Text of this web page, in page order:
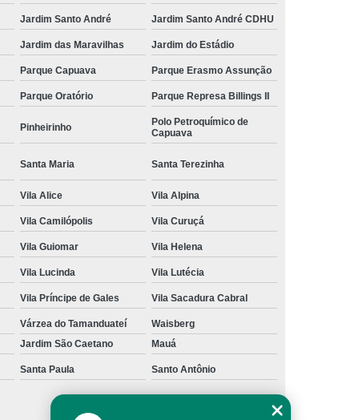
Jardim Santo André Jardim Santo André CDHU
Jardim das Maravilhas Jardim do Estádio
Parque Capuava Parque Erasmo Assunção
Parque Oratório Parque Represa Billings II
Pinheirinho
Polo Petroquímico de
Capuava
Santa Maria Santa Terezinha
Vila Alice Vila Alpina
Vila Camilópolis Vila Curuçá
Vila Guiomar Vila Helena
Vila Lucinda Vila Lutécia
Vila Príncipe de Gales Vila Sacadura Cabral
Várzea do Tamanduateí
Waisberg
Jardim São Caetano Mauá
Santa Paula Santo Antônio
São Caetano do Sul